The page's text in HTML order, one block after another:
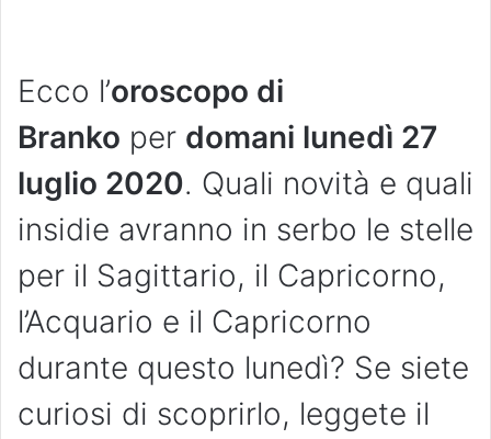
Ecco l’oroscopo di
Branko per domani lunedì 27
luglio 2020. Quali novità e quali
insidie avranno in serbo le stelle
per il Sagittario, il Capricorno,
l’Acquario e il Capricorno
durante questo lunedì? Se siete
curiosi di scoprirlo, leggete il